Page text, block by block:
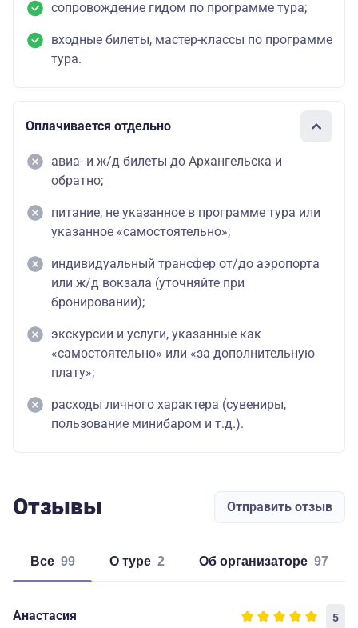
сопровождение гидом по программе тура;
входные билеты, мастер-классы по программе
тура.
Оплачивается отдельно
авиа- и ж/д билеты до Архангельска и
обратно;
питание, не указанное в программе тура или
указанное «самостоятельно»;
индивидуальный трансфер от/до аэропорта
или ж/д вокзала (уточняйте при
бронировании);
экскурсии и услуги, указанные как
«самостоятельно» или «за дополнительную
плату»;
расходы личного характера (сувениры,
пользование минибаром и т.д.).
Отзывы Отправить отзыв
Все 99 о туре 2 об организаторе 97
Анастасия 5